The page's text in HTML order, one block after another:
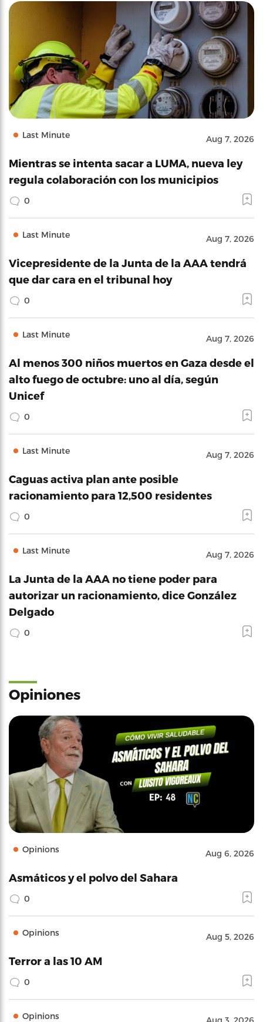
Last Minute Aug 7, 2026
Mientras se intenta sacar a LUMA, nueva ley
regula colaboración con los municipios
0
Last Minute Aug 7, 2026
Vicepresidente de la Junta de la AAA tendrá
que dar cara en el tribunal hoy
0
Last Minute Aug 7, 2026
Al menos 300 niños muertos en Gaza desde el
alto fuego de octubre: uno al día, según
Unicef
0
Last Minute Aug 7, 2026
Caguas activa plan ante posible
racionamiento para 12,500 residentes
0
Last Minute Aug 7, 2026
La Junta de la AAA no tiene poder para
autorizar un racionamiento, dice González
Delgado
0
Opiniones
Opinions Aug 6, 2026
Asmáticos y el polvo del Sahara
0
Opinions Aug 5, 2026
Terror a las 10 AM
0
Opinions Aug 3, 2026